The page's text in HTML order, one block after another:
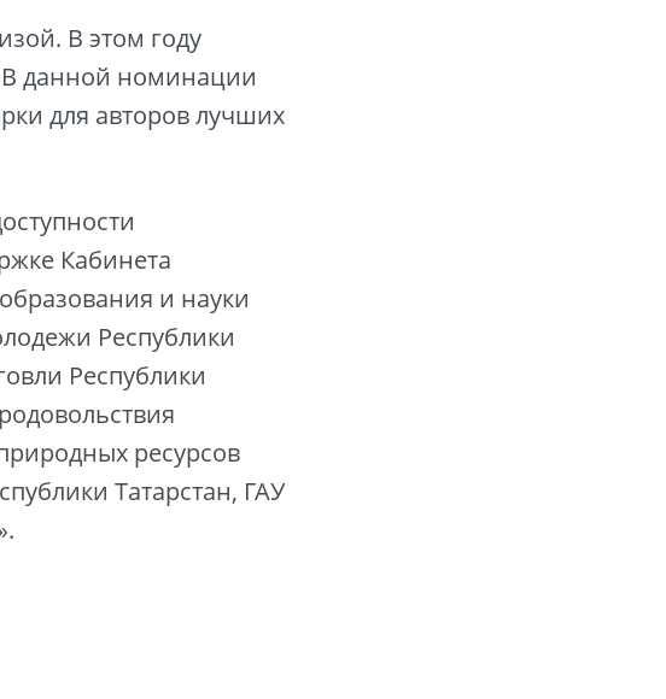
В этом году
В данной номинации
для авторов лучших
Кабинета
и науки
Республики
Республики
ресурсов
Татарстан, ГАУ